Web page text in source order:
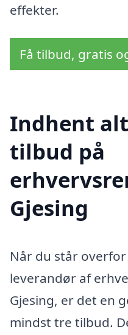
effekter.
Få tilbud, gratis
Indhent
tilbud på
Gjesing
Når du står
leverandør af
Gjesing, er det en
mindst tre tilbud.